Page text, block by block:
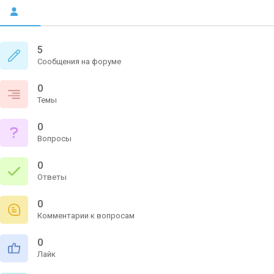
5
Сообщения на форуме
0
Темы
0
Вопросы
0
Ответы
0
Комментарии к вопросам
0
Лайк